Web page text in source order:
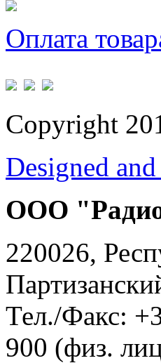
Оплата
Copyright
Designed
ООО
220026,
Тел./Факс:
900 (физ.